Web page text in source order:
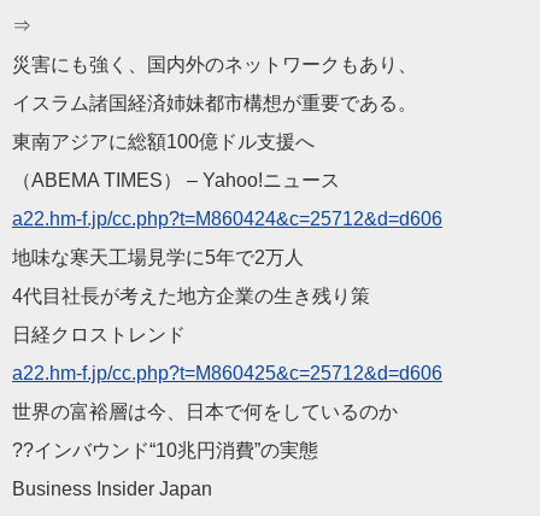
⇒
災害にも強く、国内外のネットワークもあり、
イスラム諸国経済姉妹都市構想が重要である。
東南アジアに総額100億ドル支援へ
（ABEMA TIMES） – Yahoo!ニュース
a22.hm-f.jp/cc.php?t=M860424&c=25712&d=d606
地味な寒天工場見学に5年で2万人
4代目社長が考えた地方企業の生き残り策
日経クロストレンド
a22.hm-f.jp/cc.php?t=M860425&c=25712&d=d606
世界の富裕層は今、日本で何をしているのか
??インバウンド“10兆円消費”の実態
Business Insider Japan